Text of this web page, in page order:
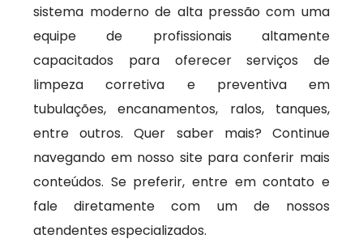
sistema moderno de alta pressão com uma
equipe de profissionais altamente
capacitados para oferecer serviços de
limpeza corretiva e preventiva em
tubulações, encanamentos, ralos, tanques,
entre outros. Quer saber mais? Continue
navegando em nosso site para conferir mais
conteúdos. Se preferir, entre em contato e
fale diretamente com um de nossos
atendentes especializados.